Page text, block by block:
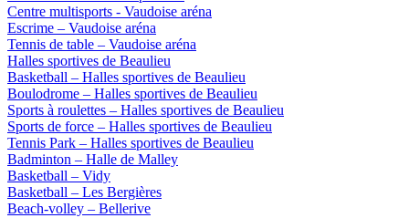
Centre multisports - Vaudoise aréna
Escrime – Vaudoise aréna
Tennis de table – Vaudoise aréna
Halles sportives de Beaulieu
Basketball – Halles sportives de Beaulieu
Boulodrome – Halles sportives de Beaulieu
Sports à roulettes – Halles sportives de Beaulieu
Sports de force – Halles sportives de Beaulieu
Tennis Park – Halles sportives de Beaulieu
Badminton – Halle de Malley
Basketball – Vidy
Basketball – Les Bergières
Beach-volley – Bellerive